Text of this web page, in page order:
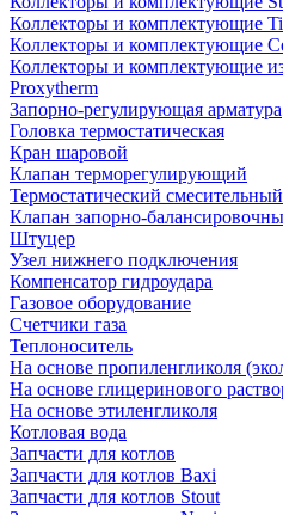
Коллекторы и комплектующие
Коллекторы и комплектующие
Коллекторы и комплектующие
Proxytherm
Запорно-регулирующая арматура
Головка термостатическая
Кран шаровой
Клапан терморегулирующий
Термостатический
Клапан запорно-
Штуцер
Узел нижнего подключения
Компенсатор гидроудара
Газовое оборудование
Счетчики газа
Теплоноситель
На основе пропиленгликоля
На основе глицеринового
На основе этиленгликоля
Котловая вода
Запчасти для котлов
Запчасти для котлов Baxi
Запчасти для котлов Stout